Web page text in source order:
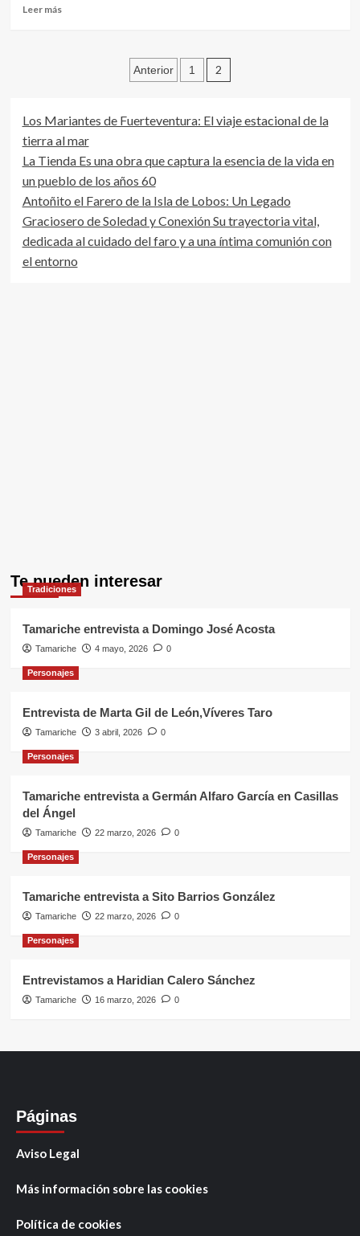
arte
Leer másLeer
murales
Paginación
entradas
Anterior 1 2
Los Mariantes de Fuerteventura: El viaje estacional de la
tierra al mar
La Tienda Es una obra que captura la esencia de la vida en
un pueblo de los años 60
Antoñito el Farero de la Isla de Lobos: Un Legado
Graciosero de Soledad y Conexión Su trayectoria vital,
dedicada al cuidado del faro y a una íntima comunión con
el entorno
Te pueden interesar
Tradiciones
Tamariche entrevista a Domingo José Acosta
Tamariche 4 mayo, 2026 0
Personajes
Entrevista de Marta Gil de León,Víveres Taro
Tamariche 3 abril, 2026 0
Personajes
Tamariche entrevista a Germán Alfaro García en Casillas
del Ángel
Tamariche 22 marzo, 2026 0
Personajes
Tamariche entrevista a Sito Barrios González
Tamariche 22 marzo, 2026 0
Personajes
Entrevistamos a Haridian Calero Sánchez
Tamariche 16 marzo, 2026 0
Páginas
Aviso Legal
Más información sobre las cookies
Política de cookies